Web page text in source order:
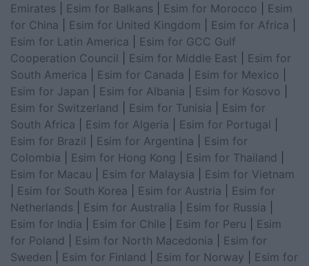
Emirates
Esim for Balkans Esim for Morocco
Esim
for China
Esim for United Kingdom Esim for Africa
Esim for Latin America
Esim for GCC Gulf
Cooperation Council
Esim for Middle East
Esim for
South America
Esim for Canada Esim for Mexico
Esim for Japan
Esim for Albania Esim for Kosovo
Esim for Switzerland
Esim for Tunisia
Esim for
South Africa
Esim for Algeria Esim for Portugal
Esim for Brazil
Esim for Argentina
Esim for
Colombia
Esim for Hong Kong Esim for Thailand
Esim for Macau
Esim for Malaysia
Esim for Vietnam
Esim for South Korea Esim for Austria
Esim for
Netherlands
Esim for Australia Esim for Russia
Esim for India
Esim for Chile Esim for Peru
Esim
for Poland
Esim for North Macedonia
Esim for
Sweden
Esim for Finland Esim for Norway
Esim for